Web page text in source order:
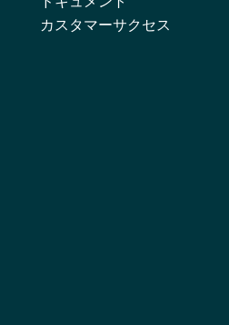
カスタマーサクセス